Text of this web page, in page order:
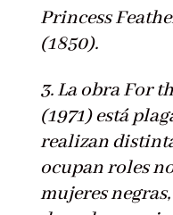
Princess
(1850).
3. La obra For
(1971) está
realizan
ocupan roles
mujeres